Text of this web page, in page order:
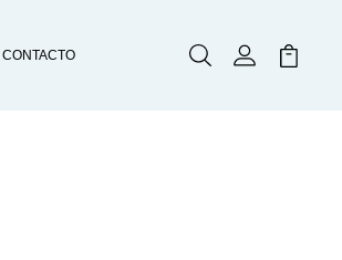
CONTACTO BuscarMi Cuenta
Mi